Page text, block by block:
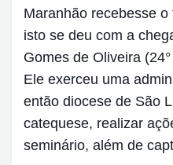
Maranhão recebesse
isto se deu com a
Gomes de Oliveira
Ele exerceu uma
então diocese de São
catequese, realizar
seminário, além de